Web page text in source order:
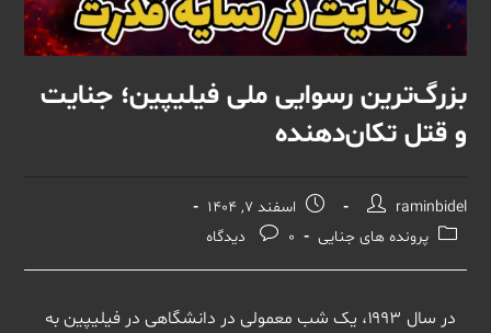
بزرگ‌ترین رسوایی ملی فیلیپین؛ جنایت
و قتل تکان‌دهنده
raminbidel
اسفند 7, 1404
پرونده های جنایی
0 دیدگاه
در سال ۱۹۹۳، یک شب معمولی در دانشگاهی در فیلیپین به